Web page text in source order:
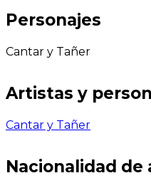
Personajes
Cantar y Tañer
Artistas y
Cantar y Tañer
Nacionalidad de